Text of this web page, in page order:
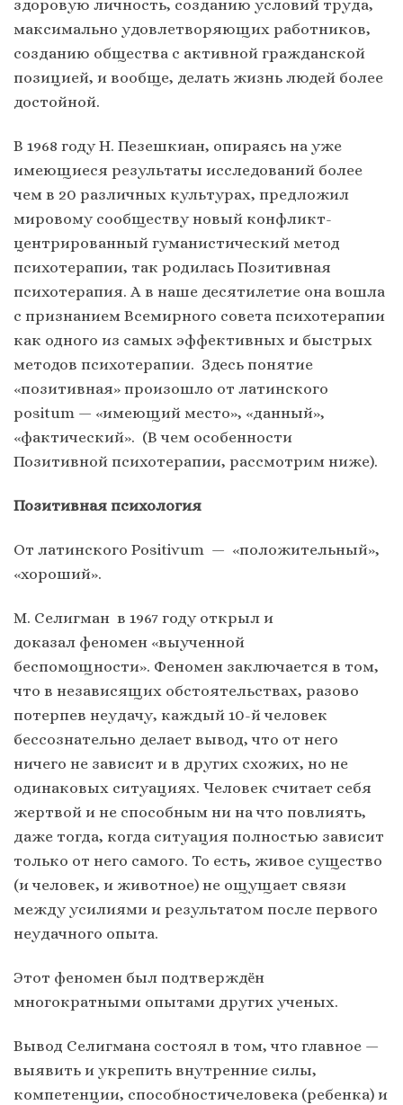
здоровую личность, созданию условий труда,
максимально удовлетворяющих работников,
созданию общества с активной гражданской
позицией, и вообще, делать жизнь людей более
достойной.
В 1968 году Н. Пезешкиан, опираясь на уже
имеющиеся результаты исследований более
чем в 20 различных культурах, предложил
мировому сообществу новый конфликт-
центрированный гуманистический метод
психотерапии, так родилась Позитивная
психотерапия. А в наше десятилетие она вошла
с признанием Всемирного совета психотерапии
как одного из самых эффективных и быстрых
методов психотерапии. Здесь понятие
«позитивная» произошло от латинского
positum — «имеющий место», «данный»,
«фактический». (В чем особенности
Позитивной психотерапии, рассмотрим ниже).
Позитивная психология
От латинского Positivum — «положительный»,
«хороший».
М. Селигман в 1967 году открыл и
доказал феномен «выученной
беспомощности». Феномен заключается в том,
что в независящих обстоятельствах, разово
потерпев неудачу, каждый 10-й человек
бессознательно делает вывод, что от него
ничего не зависит и в других схожих, но не
одинаковых ситуациях. Человек считает себя
жертвой и не способным ни на что повлиять,
даже тогда, когда ситуация полностью зависит
только от него самого. То есть, живое существо
(и человек, и животное) не ощущает связи
между усилиями и результатом после первого
неудачного опыта.
Этот феномен был подтверждён
многократными опытами других ученых.
Вывод Селигмана состоял в том, что главное —
выявить и укрепить внутренние силы,
компетенции, способностичеловека (ребенка) и